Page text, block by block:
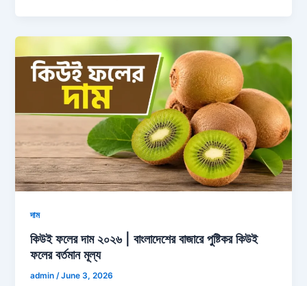
দাম
কিউই ফলের দাম ২০২৬ | বাংলাদেশের বাজারে পুষ্টিকর কিউই
ফলের বর্তমান মূল্য
admin/June 3, 2026